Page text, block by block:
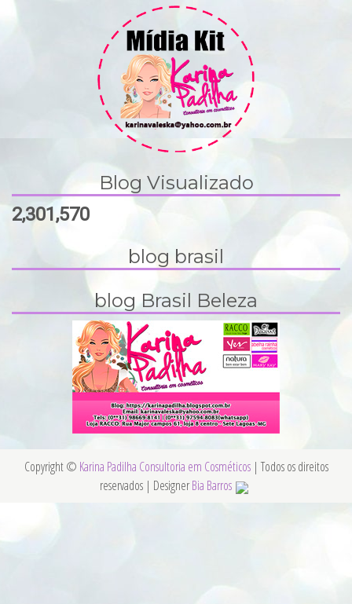
Blog Visualizado
2,301,570
blog brasil
blog Brasil Beleza
Copyright © Karina Padilha Consultoria em Cosméticos | Todos os direitos
reservados | DesignerBia Barros